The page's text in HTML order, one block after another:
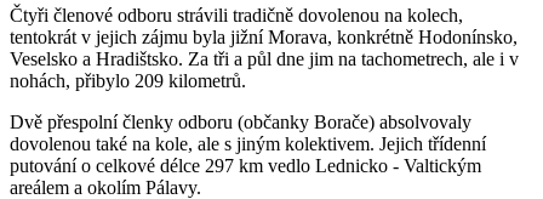
Čtyři členové odboru strávili tradičně dovolenou na kolech,
tentokrát v jejich zájmu byla jižní Morava, konkrétně Hodonínsko,
Veselsko a Hradištsko. Za tři a půl dne jim na tachometrech, ale i v
nohách, přibylo 209 kilometrů.
Dvě přespolní členky odboru (občanky Borače) absolvovaly
dovolenou také na kole, ale s jiným kolektivem. Jejich třídenní
putování o celkové délce 297 km vedlo Lednicko - Valtickým
areálem a okolím Pálavy.